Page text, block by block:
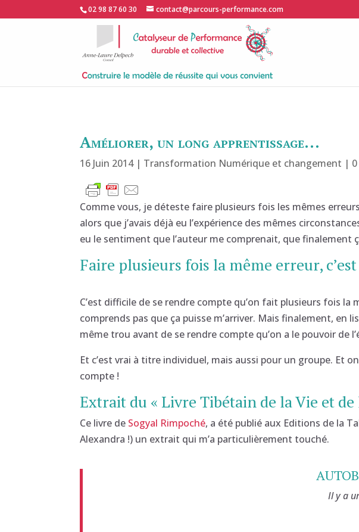
02 98 87 60 30 contact@parcours-performance.com
Améliorer, un long apprentissage…
16 Juin 2014| Transformation Numérique et changement |
Comme vous, je déteste faire plusieurs fois les mêmes
alors que j’avais déjà eu l’expérience des mêmes
eu le sentiment que l’auteur me comprenait, que
Faire plusieurs fois la même erreur,
C’est difficile de se rendre compte qu’on fait plusieurs fois la
comprends pas que ça puisse m’arriver. Mais finalement,
même trou avant de se rendre compte qu’on a le pouvoir de
Et c’est vrai à titre individuel, mais aussi pour un groupe. Et
compte !
Extrait du « Livre Tibétain de la Vie et
Ce livre de Sogyal Rimpoché, a été publié aux Editions de la
Alexandra !) un extrait qui m’a particulièrement touché.
Il y a